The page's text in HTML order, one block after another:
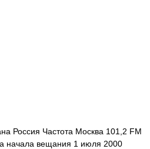
Россия Частота Москва 101,2 FM
начала вещания 1 июля 2000